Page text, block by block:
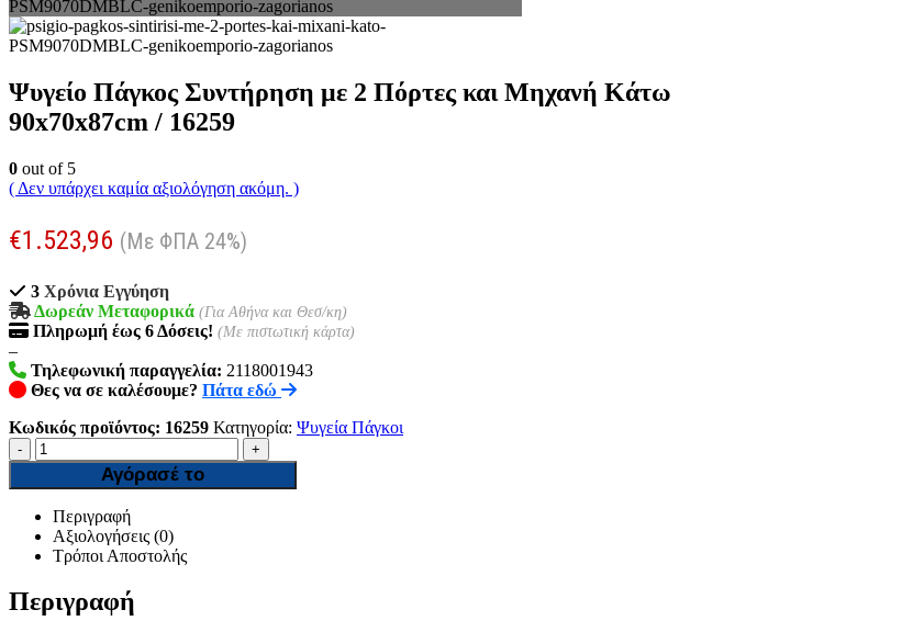
Ψυγείο Πάγκος Συντήρηση με 2 Πόρτες και Μηχανή Κάτω
90x70x87cm / 16259
0 out of 5
( Δεν υπάρχει καμία αξιολόγηση ακόμη. )
€1.523,96 (Με ΦΠΑ 24%)
3 Χρόνια Εγγύηση
Δωρεάν Μεταφορικά (Για Αθήνα και Θεσ/κη)
Πληρωμή έως 6Δόσεις! (Με πιστωτική κάρτα)
–
Τηλεφωνική παραγγελία: 2118001943
Θες να σε καλέσουμε? Πάτα εδώ
Κωδικός προϊόντος: 16259 Κατηγορία: Ψυγεία Πάγκοι
- +
Αγόρασέ το
Περιγραφή
Αξιολογήσεις (0)
Τρόποι Αποστολής
Περιγραφή